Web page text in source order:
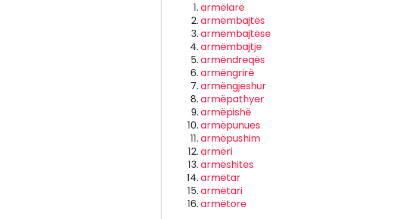
armëlarë
armëmbajtës
armëmbajtëse
armëmbajtje
armëndreqës
armëngrirë
armëngjeshur
armëpathyer
armëpishë
armëpunues
armëpushim
armëri
armëshitës
armëtar
armëtari
armëtore